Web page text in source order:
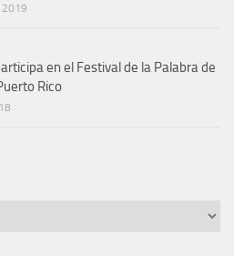
2019
en el Festival de la Palabra de
Rico